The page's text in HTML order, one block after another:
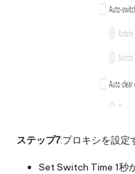
ステップ7:プロキシを設定
Set Switch Time 1秒